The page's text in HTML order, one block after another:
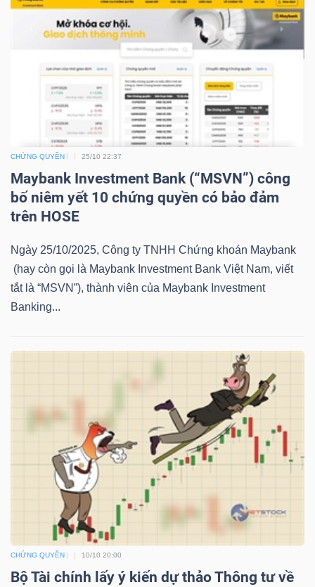
CHỨNG QUYỀN 25/10 22:37
Maybank Investment Bank (“MSVN”) công
bố niêm yết 10 chứng quyền có bảo đảm
trên HOSE
Ngày 25/10/2025, Công ty TNHH Chứng khoán Maybank
(hay còn gọi là Maybank Investment Bank Việt Nam, viết
tắt là “MSVN”), thành viên của Maybank Investment
Banking...
CHỨNG QUYỀN 10/10 20:00
Bộ Tài chính lấy ý kiến dự thảo Thông tư về
Ngành
SECTOR
NĂNG
LƯỢNG
NGUYÊN
VẬT
CÔNG
NGHIỆP
KHÔNG
THIẾT